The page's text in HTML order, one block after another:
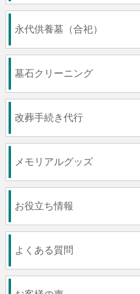
永代供養墓（合祀）
墓石クリーニング
改葬手続き代行
メモリアルグッズ
お役立ち情報
よくある質問